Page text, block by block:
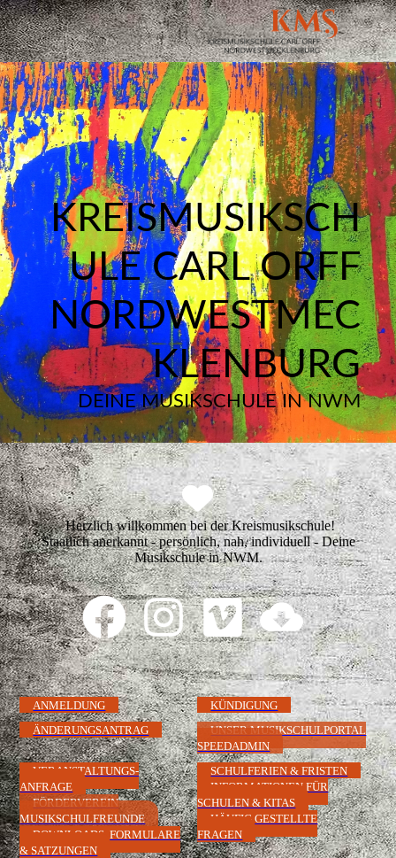
KREISMUSIKSCH
ULE CARL ORFF
NORDWESTMEC
KLENBURG
DEINE MUSIKSCHULE IN NWM
Herzlich willkommen bei der Kreismusikschule!
Staatlich anerkannt - persönlich, nah, individuell - Deine
Musikschule in NWM.
ANMELDUNG
KÜNDIGUNG
ÄNDERUNGSANTRAG
UNSER MUSIKSCHULPORTAL
SPEEDADMIN
VERANSTALTUNGS-
ANFRAGE
FÖRDERVEREIN
MUSIKSCHULFREUNDE
DOWNLOADS, FORMULARE
& SATZUNGEN
SCHULFERIEN & FRISTEN
INFORMATIONEN FÜR
SCHULEN & KITAS
HÄUFIG GESTELLTE
FRAGEN